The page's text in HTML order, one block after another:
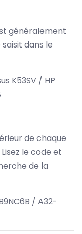
généralement
dans le
K53SV / HP
de chaque
le code et
de la
/ A32-